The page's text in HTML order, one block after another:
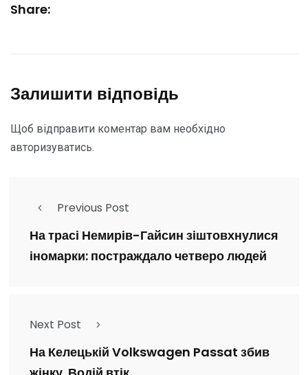
Share:
Залишити відповідь
Щоб відправити коментар вам необхідно
авторизуватись.
Previous Post
На трасі Немирів-Гайсин зіштовхнулися
іномарки: постраждало четверо людей
Next Post
На Келецькій Volkswagen Passat збив